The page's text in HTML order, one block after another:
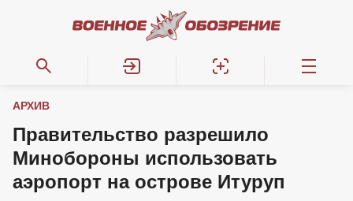
АРХИВ
Правительство разрешило
Минобороны использовать
аэропорт на острове Итуруп